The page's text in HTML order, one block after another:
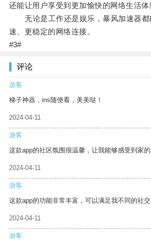
还能让用户享受到更加愉快的网络生活体
无论是工作还是娱乐，暴风加速器都
速、更稳定的网络连接。
#3#
评论
游客
梯子神器，ins随便看，美美哒！
2024-04-11
游客
这款app的社区氛围很温馨，让我能够感受到家的
2024-04-11
游客
这款app的功能非常丰富，可以满足我不同的社交
2024-04-11
游客